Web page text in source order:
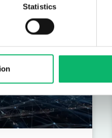
Statisticsve